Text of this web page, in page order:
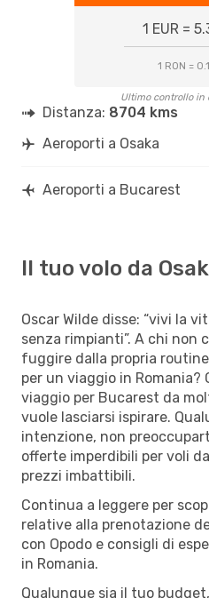
1 EUR =
1 RON =
Ultimo controllo in
Distanza: 8704 kms
Aeroporti a Osaka
Aeroporti a Bucarest
Il tuo volo da
Oscar Wilde disse: “vivi la
senza rimpianti”. A chi non
fuggire dalla propria
per un viaggio in Romania?
viaggio per Bucarest da
vuole lasciarsi ispirare.
intenzione, non
offerte imperdibili per voli
prezzi imbattibili.
Continua a leggere per
relative alla prenotazione
con Opodo e consigli di
in Romania.
Qualunque sia il tuo